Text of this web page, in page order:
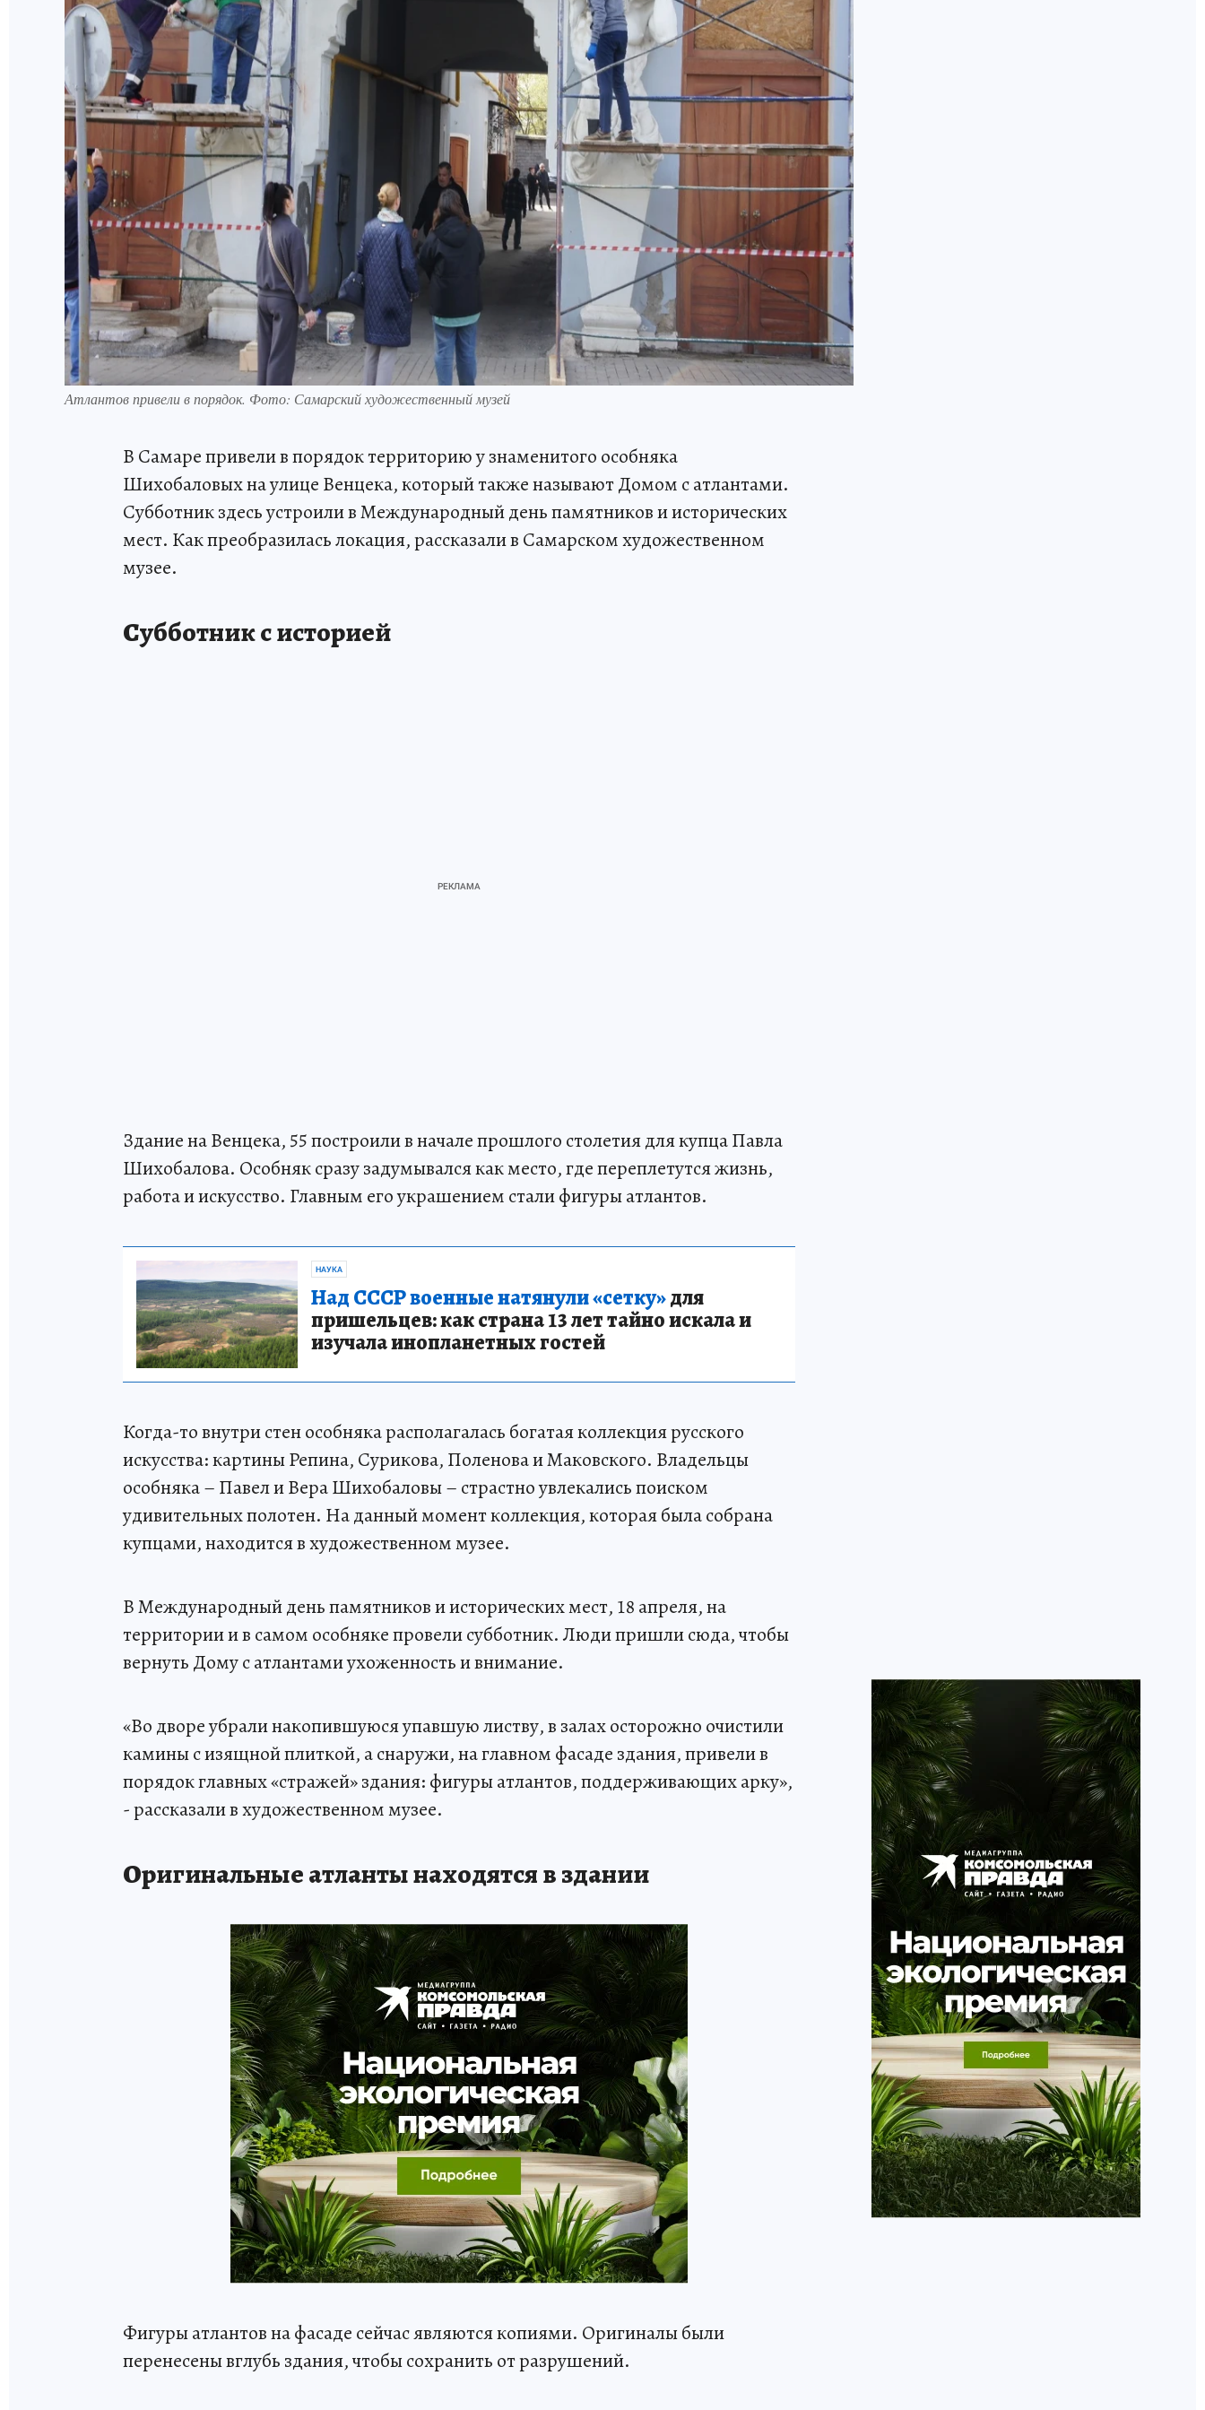
Атлантов привели в порядок. Фото: Самарский художественный музей
В Самаре привели в порядок территорию у знаменитого особняка
Шихобаловых на улице Венцека, который также называют Домом с атлантами.
Субботник здесь устроили в Международный день памятников и исторических
мест. Как преобразилась локация, рассказали в Самарском художественном
музее.
Субботник с историей
Здание на Венцека, 55 построили в начале прошлого столетия для купца Павла
Шихобалова. Особняк сразу задумывался как место, где переплетутся жизнь,
работа и искусство. Главным его украшением стали фигуры атлантов.
НАУКА
Над СССР военные натянули «сетку»для
пришельцев: как страна 13 лет тайно искала и
изучала инопланетных гостей
Когда-то внутри стен особняка располагалась богатая коллекция русского
искусства: картины Репина, Сурикова, Поленова и Маковского. Владельцы
особняка – Павел и Вера Шихобаловы – страстно увлекались поиском
удивительных полотен. На данный момент коллекция, которая была собрана
купцами, находится в художественном музее.
В Международный день памятников и исторических мест, 18 апреля, на
территории и в самом особняке провели субботник. Люди пришли сюда, чтобы
вернуть Дому с атлантами ухоженность и внимание.
«Во дворе убрали накопившуюся упавшую листву, в залах осторожно очистили
камины с изящной плиткой, а снаружи, на главном фасаде здания, привели в
порядок главных «стражей» здания: фигуры атлантов, поддерживающих арку»,
- рассказали в художественном музее.
Оригинальные атланты находятся в здании
Фигуры атлантов на фасаде сейчас являются копиями. Оригиналы были
перенесены вглубь здания, чтобы сохранить от разрушений.